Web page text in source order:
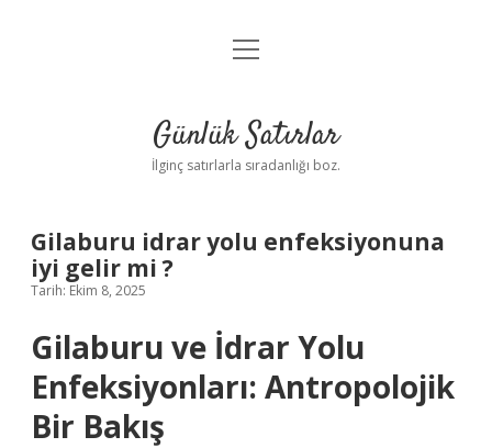
Anasayfa
Yasal Uyarı
menüyü
Günlük Satırlar
İlginç satırlarla sıradanlığı boz.
Gilaburu idrar yolu enfeksiyonuna
iyi gelir mi ?
Tarih: Ekim 8, 2025
Gilaburu ve İdrar Yolu
Enfeksiyonları: Antropolojik
Bir Bakış